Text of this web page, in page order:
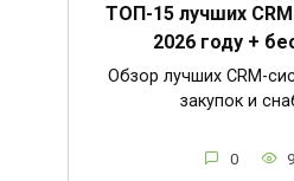
ТОП-15 лучших
2026 году +
Обзор лучших CRM-
закупок и
0